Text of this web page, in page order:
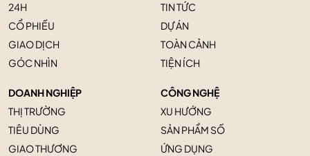
24H
CỔ PHIẾU
GIAO DỊCH
GÓC NHÌN
TIN TỨC
DỰ ÁN
TOÀN CẢNH
TIỆN ÍCH
DOANH NGHIỆP
THỊ TRƯỜNG
TIÊU DÙNG
GIAO THƯƠNG
CÔNG NGHỆ
XU HƯỚNG
SẢN PHẨM SỐ
ỨNG DỤNG